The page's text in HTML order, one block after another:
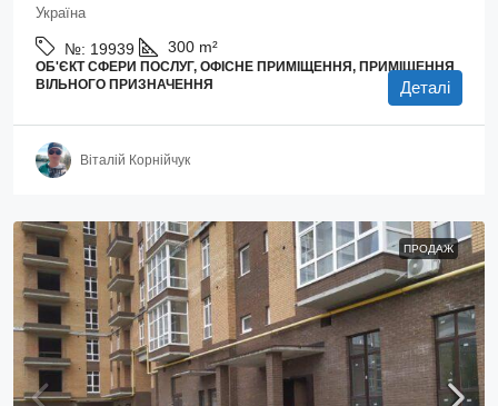
Україна
№: 19939 300 m²
ОБ'ЄКТ СФЕРИ ПОСЛУГ, ОФІСНЕ ПРИМІЩЕННЯ, ПРИМІЩЕННЯ
ВІЛЬНОГО ПРИЗНАЧЕННЯ
Деталі
Віталій Корнійчук
ПРОДАЖ